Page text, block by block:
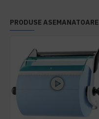
PRODUSE ASEMANATOARE